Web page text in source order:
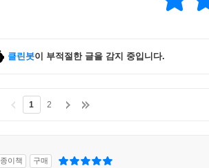
클린봇이 부적절한 글을 감지 중입니다.
1 2
종이책 구매